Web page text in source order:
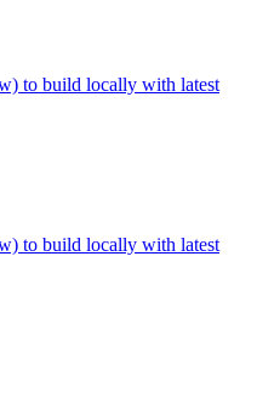
to build locally with latest
to build locally with latest